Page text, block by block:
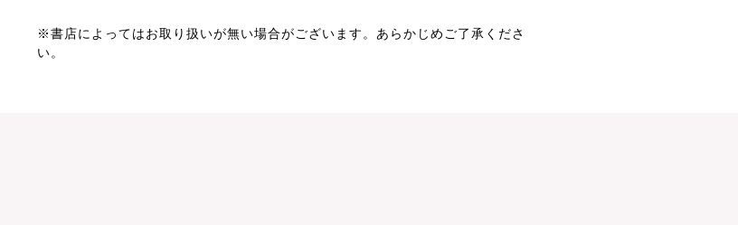
※書店によってはお取り扱いが無い場合がございます。あらかじめご了承くださ
い。